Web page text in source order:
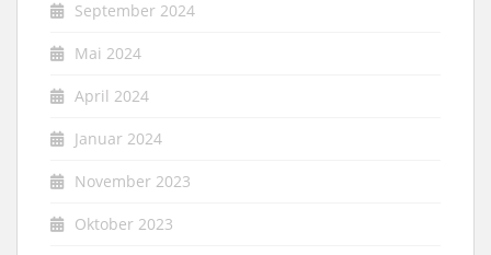
September 2024
Mai 2024
April 2024
Januar 2024
November 2023
Oktober 2023